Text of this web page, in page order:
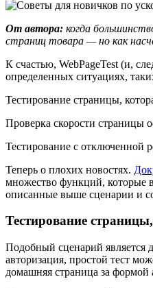
От автора: когда
страниц товара — но как
К счастью, WebPageTest (и,
определенных ситуациях,
Тестирование страницы,
Проверка скорости страницы
Тестирование с отключенной
Теперь о плохих новостях.
множество функций, которые
описанные выше сценарии и
Тестирование
Подобный сценарий является
авторизация, простой тест
домашняя страница за формой